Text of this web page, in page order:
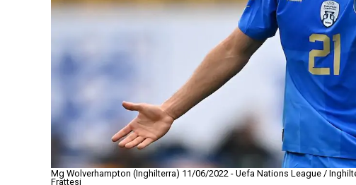
Mg Wolverhampton (Inghilterra) 11/06/2022 - Uefa Nations League /
Frattesi